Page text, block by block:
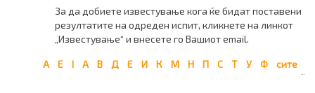
За да добиете известување кога ќе бидат поставени
резултатите на одреден испит, кликнете на линкот
„Известување“ и внесете го Вашиот email.
A E I А В Д Е И К М Н П С Т У Ф сите